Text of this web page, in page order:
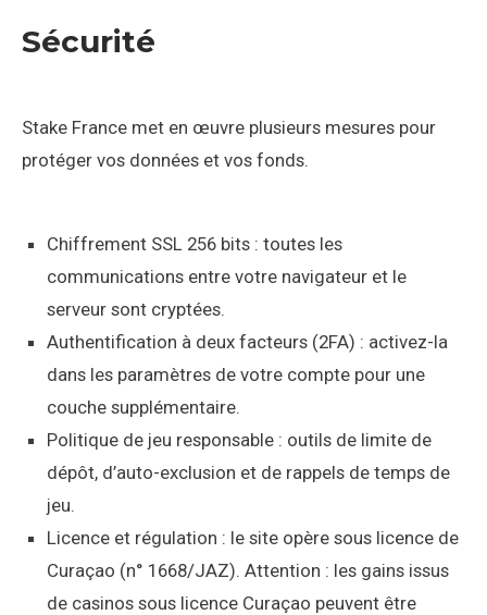
Sécurité
Stake France met en œuvre plusieurs mesures pour
protéger vos données et vos fonds.
Chiffrement SSL 256 bits : toutes les
communications entre votre navigateur et le
serveur sont cryptées.
Authentification à deux facteurs (2FA) : activez-la
dans les paramètres de votre compte pour une
couche supplémentaire.
Politique de jeu responsable : outils de limite de
dépôt, d’auto-exclusion et de rappels de temps de
jeu.
Licence et régulation : le site opère sous licence de
Curaçao (n° 1668/JAZ). Attention : les gains issus
de casinos sous licence Curaçao peuvent être